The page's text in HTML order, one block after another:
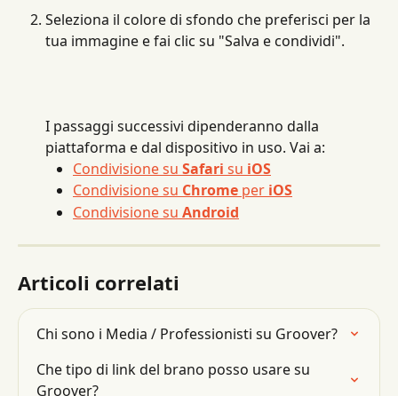
Seleziona il colore di sfondo che preferisci per la
tua immagine e fai clic su "Salva e condividi".
I passaggi successivi dipenderanno dalla
piattaforma e dal dispositivo in uso. Vai a:
Condivisione su Safari su iOS
Condivisione su Chrome per iOS
Condivisione su Android
Articoli correlati
Chi sono i Media / Professionisti su Groover?
Che tipo di link del brano posso usare su
Groover?